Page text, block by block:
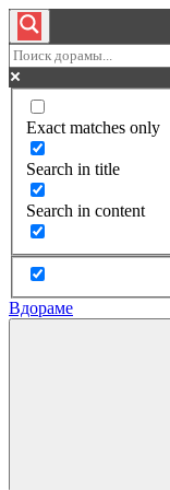
Exact matches only
Search in title
Search in content
Вдораме